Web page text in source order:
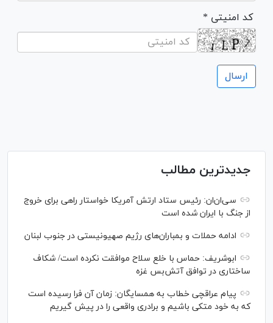
* کد امنیتی
جدیدترین مطالب
سی‌ان‌‌ان: رئیس ستاد ارتش آمریکا خواستار راهی برای خروج
از جنگ با ایران شده است
ادامه حملات و بمباران‌های رژیم صهیونیستی در جنوب لبنان
ابوشریف: حماس با خلع سلاح موافقت نکرده است/ شکاف
ساختاری در توافق آتش‌‎بس غزه
پیام عراقچی خطاب به همسایگان: زمان آن فرا رسیده است
که به خود متکی باشیم و برادری واقعی را در پیش گیریم